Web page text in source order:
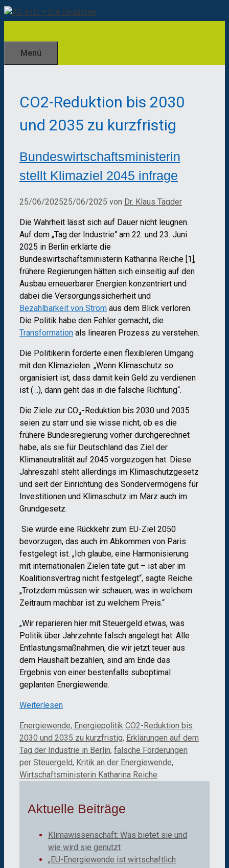
Zum
Inhalt
Menü
CO2-Reduktion bis 2030
und 2035 zu kurzfristig
Bundeswirtschaftsministerin
stellt Klimaziel 2045 infrage
25/06/202525/06/2025 von Dr. Klaus Tägder
Die Wahrheit lässt sich auf Dauer nicht leugnen.
Auf dem „Tag der Industrie“ am 22. und 23. Juni
2025 in Berlin erklärte die
Bundeswirtschaftsministerin Katharina Reiche [1],
frühere Regierungen hätten sich einseitig auf den
Ausbau erneuerbarer Energien konzentriert und
dabei die Versorgungssicherheit und
Bezahlbarkeit von Strom aus dem Blick verloren.
Die Politik habe den Fehler gemacht, die
Transformation als linearen Prozess zu verstehen.
Die Politikerin forderte einen flexibleren Umgang
mit den Klimazielen. „Wenn Klimaschutz so
organisiert ist, dass damit kein Geld zu verdienen
ist (…), dann geht das in die falsche Richtung“.
Die Ziele zur CO₂-Reduktion bis 2030 und 2035
seien zu starr und sie wisse nicht, ob es die
frühere Bundesregierung vorher durchgerechnet
habe, als sie für Deutschland das Ziel der
Klimaneutralität auf 2045 vorgezogen hat. Diese
Jahreszahl steht allerdings im Klimaschutzgesetz
und seit der Einrichtung des Sondervermögens für
Investitionen und Klimaschutz im März auch im
Grundgesetz.
Sie würde eine Rückkehr zum EU-Ziel 2050
bevorzugen, das auch im Abkommen von Paris
festgelegt ist. „Ich glaube, eine Harmonisierung
mit internationalen Zielen täte gut – ist aber im
Koalitionsvertrag nicht festgelegt“, sagte Reiche.
„Trotzdem müssen wir schauen, was in welchem
Zeitraum machbar ist zu welchem Preis.“
„Wir reparieren hier mit Steuergeld etwas, was
Politik über Jahrzehnte falsch angelegt hat. Alle
Entlastungsmaßnahmen, die wir jetzt teuer aus
dem Haushalt bezahlen, sind am Ende das
Ergebnis von einer bestenfalls suboptimal
geplanten Energiewende.
Weiterlesen
Kategorien
Energiewende; Energiepolitik Schlagwörter
CO2-Reduktion bis
2030 und 2035 zu kurzfristig, Erklärungen auf dem
Tag der Industrie in Berlin, falsche Förderungen
per Steuergeld, Kritik an der Energiewende,
Wirtschaftsministerin Katharina Reiche
Aktuelle Beiträge
Klimawissenschaft: Was bietet sie und
wie wird sie genutzt
„EU-Energiewende ist wirtschaftlich